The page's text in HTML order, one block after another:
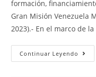
formación,
Gran Misión Venezuela
2023).- En el marco de
Continuar Leyendo